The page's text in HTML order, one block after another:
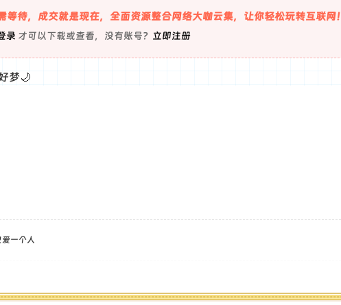
等待，成交就是现在，全面资源整合网络大咖云集，让你轻松玩转互联网！
录 才可以下载或查看，没有账号？ 立即注册
梦🌙
一个人